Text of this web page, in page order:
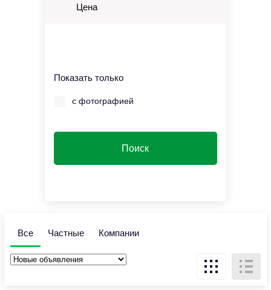
Цена
Показать только
с фотографией
Все Частные Компании